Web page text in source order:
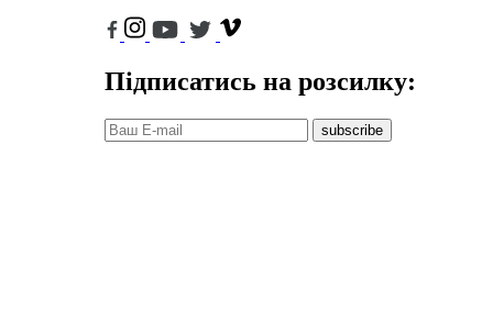
Підписатись на розсилку:
subscribe